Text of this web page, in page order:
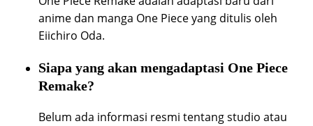
anime dan manga One Piece yang ditulis oleh
Eiichiro Oda.
Siapa yang akan mengadaptasi One Piece
Remake?
Belum ada informasi resmi tentang studio atau